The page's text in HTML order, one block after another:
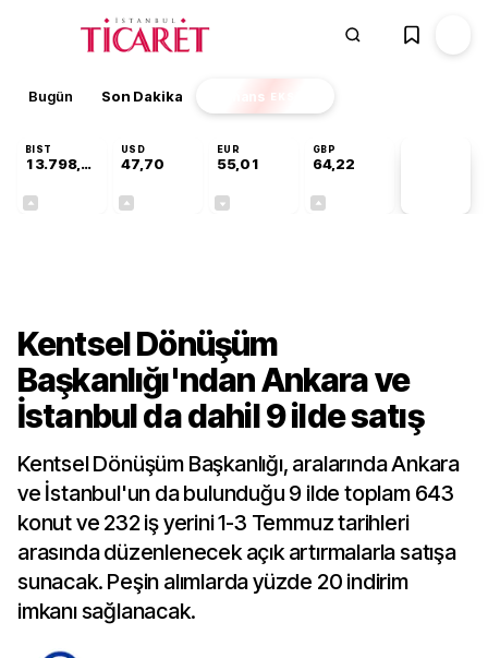
Bugün Son Dakika Finans EKSTRA
BIST
13.798,82
USD
47,70
EUR
55,01
GBP
64,22
Kentsel Dönüşüm
Başkanlığı'ndan Ankara ve
İstanbul da dahil 9 ilde satış
Kentsel Dönüşüm Başkanlığı, aralarında Ankara
ve İstanbul'un da bulunduğu 9 ilde toplam 643
konut ve 232 iş yerini 1-3 Temmuz tarihleri
arasında düzenlenecek açık artırmalarla satışa
sunacak. Peşin alımlarda yüzde 20 indirim
imkanı sağlanacak.